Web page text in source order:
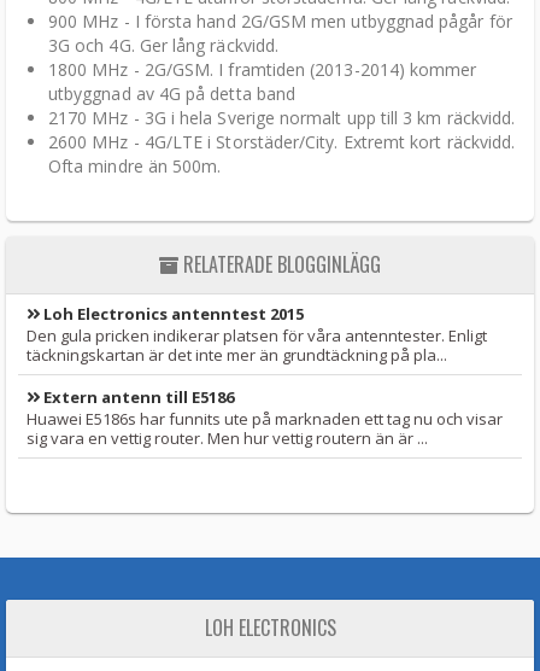
900 MHz - I första hand 2G/GSM men utbyggnad pågår för
3G och 4G. Ger lång räckvidd.
1800 MHz - 2G/GSM. I framtiden (2013-2014) kommer
utbyggnad av 4G på detta band
2170 MHz - 3G i hela Sverige normalt upp till 3 km räckvidd.
2600 MHz - 4G/LTE i Storstäder/City. Extremt kort räckvidd.
Ofta mindre än 500m.
RELATERADE BLOGGINLÄGG
Loh Electronics antenntest 2015
Den gula pricken indikerar platsen för våra antenntester. Enligt
täckningskartan är det inte mer än grundtäckning på pla...
Extern antenn till E5186
Huawei E5186s har funnits ute på marknaden ett tag nu och visar
sig vara en vettig router. Men hur vettig routern än är ...
LOH ELECTRONICS